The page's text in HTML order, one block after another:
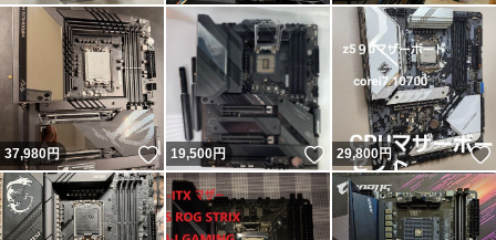
37,980円 いいね！
19,500円 いいね！
29,800円